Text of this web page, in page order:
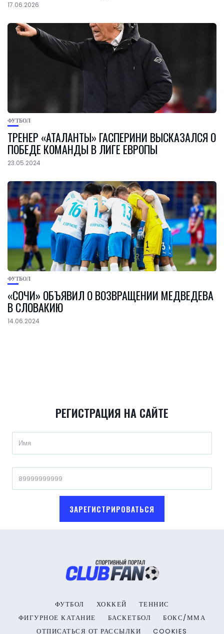
17.06.2026
ФУТБОЛ
ТРЕНЕР «АТАЛАНТЫ» ГАСПЕРИНИ ВЫСКАЗАЛСЯ О
ПОБЕДЕ КОМАНДЫ В ЛИГЕ ЕВРОПЫ
23.05.2024
ФУТБОЛ
«СОЧИ» ОБЪЯВИЛ О ВОЗВРАЩЕНИИ МЕДВЕДЕВА
В СЛОВАКИЮ
14.06.2024
РЕГИСТРАЦИЯ НА САЙТЕ
ЗАРЕГИСТРИРОВАТЬСЯ
ФУТБОЛ ХОККЕЙ
ТЕННИС
ФИГУРНОЕ КАТАНИЕ
БАСКЕТБОЛ
БОКС/ММА
ОТПИСАТЬСЯ ОТ РАССЫЛКИ
COOKIES